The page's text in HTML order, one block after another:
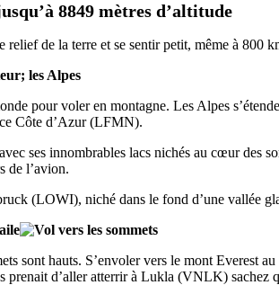
8849 mètres d’altitude
relief de la terre et se sentir petit, même à 800
les Alpes
pour voler en montagne. Les Alpes
Côte d’Azur (LFMN).
ses innombrables lacs nichés au cœur des
de l’avion.
(LOWI), niché dans le fond d’une vallée
sont hauts. S’envoler vers le mont Everest
prenait d’aller atterrir à Lukla (VNLK) sachez